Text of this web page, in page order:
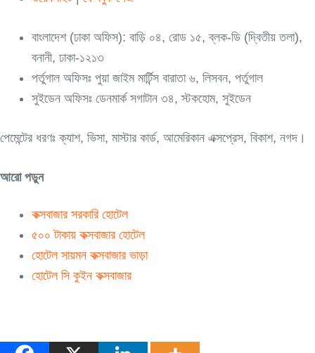
বাংলাদেশ (ঢাকা অফিস): বাড়ি ০৪, রোড ১৫, ব্লক-ডি (দ্বিতীয় তলা),
বনানী, ঢাকা-১২১৩
পর্তুগাল অফিসঃ পুয়া জাইম মার্টিন্স বারাতা ৬, লিসবন, পর্তুগাল
সুইডেন অফিসঃ ডেনমার্ক সগাটান ৩৪, স্টকহোম, সুইডেন
পেমেন্টের ধরণঃ ক্যাশ, ভিসা, মাস্টার কার্ড, আমেরিকান এক্সপ্রেস, বিকাশ, নগদ।
আরো পড়ুন
কক্সবাজার সরকারি হোটেল
৫০০ টাকায় কক্সবাজার হোটেল
হোটেল সায়মন কক্সবাজার ভাড়া
হোটেল সি কুইন কক্সবাজার